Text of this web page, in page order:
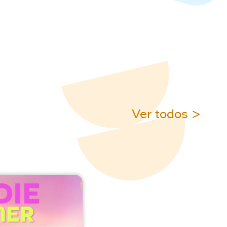
Ver todos >